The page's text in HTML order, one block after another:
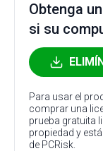
Obtenga
si su
Para usar el
comprar una
prueba gratuita
propiedad y
de PCRisk.